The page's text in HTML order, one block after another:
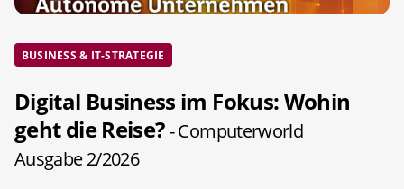
BUSINESS & IT-STRATEGIE
Digital Business im Fokus: Wohin
geht die Reise?- Computerworld
Ausgabe 2/2026